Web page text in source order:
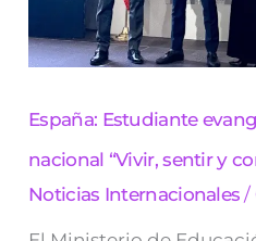
España: Estudiante
nacional “Vivir, sentir y
Noticias Internacionales /
y
contar
la